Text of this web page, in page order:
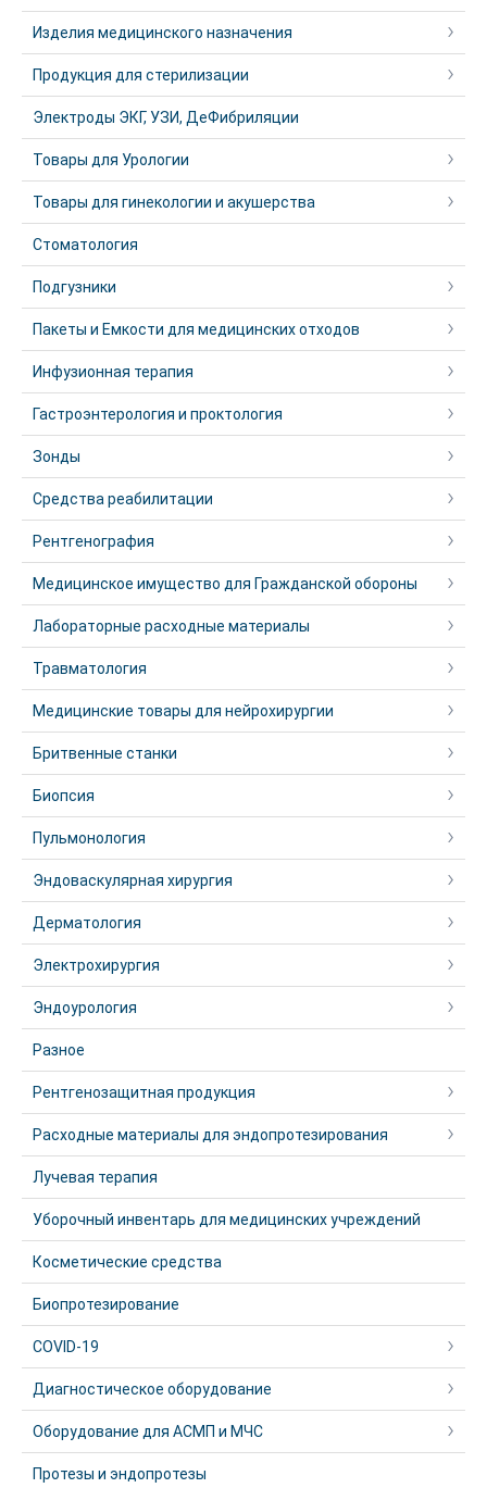
Изделия медицинского назначения
Продукция для стерилизации
Электроды ЭКГ, УЗИ, ДеФибриляции
Товары для Урологии
Товары для гинекологии и акушерства
Стоматология
Подгузники
Пакеты и Емкости для медицинских отходов
Инфузионная терапия
Гастроэнтерология и проктология
Зонды
Средства реабилитации
Рентгенография
Медицинское имущество для Гражданской обороны
Лабораторные расходные материалы
Травматология
Медицинские товары для нейрохирургии
Бритвенные станки
Биопсия
Пульмонология
Эндоваскулярная хирургия
Дерматология
Электрохирургия
Эндоурология
Разное
Рентгенозащитная продукция
Расходные материалы для эндопротезирования
Лучевая терапия
Уборочный инвентарь для медицинских учреждений
Косметические средства
Биопротезирование
COVID-19
Диагностическое оборудование
Оборудование для АСМП и МЧС
Протезы и эндопротезы